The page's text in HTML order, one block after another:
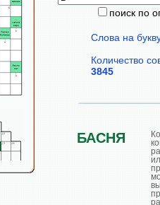
поиск по
Слова на
Количество
3845
БАСНЯ